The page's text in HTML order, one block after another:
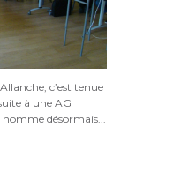
c’est tenue
à une AG
nomme désormais...